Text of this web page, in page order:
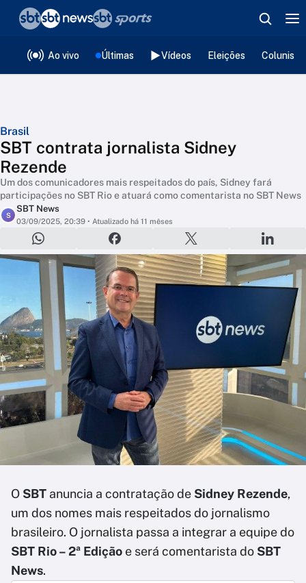
Ao vivo Últimas Vídeos Eleições
Brasil
SBT contrata jornalista Sidney
Rezende
Um dos comunicadores mais respeitados do país, Sidney fará
participações no SBT Rio e atuará como comentarista no SBT News
S
SBT News
03/09/2025, 20:39 • Atualizado há 11 mêses
O SBT anuncia a contratação de Sidney Rezende,
um dos nomes mais respeitados do jornalismo
brasileiro. O jornalista passa a integrar a equipe do
SBT Rio – 2ª Edição e será comentarista do SBT
News.
❮voltar
Editorias